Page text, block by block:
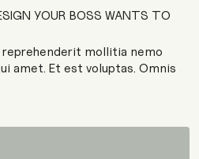
YOUR BOSS WANTS TO
mollitia nemo
amet. Et est voluptas. Omnis